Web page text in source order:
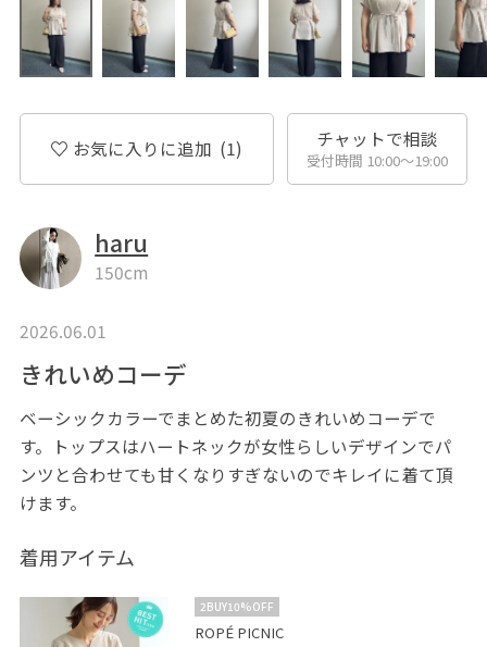
お気に入りに追加 (1) チャットで相談
受付時間 10:00〜19:00
haru
150cm
2026.06.01
きれいめコーデ
ベーシックカラーでまとめた初夏のきれいめコーデで
す。トップスはハートネックが女性らしいデザインでパ
ンツと合わせても甘くなりすぎないのでキレイに着て頂
けます。
着用アイテム
2BUY10%OFF
ROPÉ PICNIC